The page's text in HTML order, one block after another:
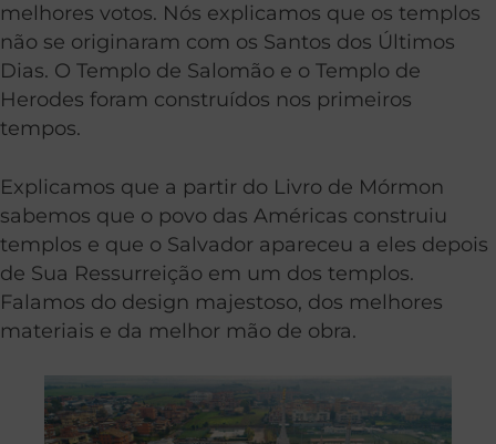
melhores votos. Nós explicamos que os templos
não se originaram com os Santos dos Últimos
Dias. O Templo de Salomão e o Templo de
Herodes foram construídos nos primeiros
tempos.
Explicamos que a partir do Livro de Mórmon
sabemos que o povo das Américas construiu
templos e que o Salvador apareceu a eles depois
de Sua Ressurreição em um dos templos.
Falamos do design majestoso, dos melhores
materiais e da melhor mão de obra.